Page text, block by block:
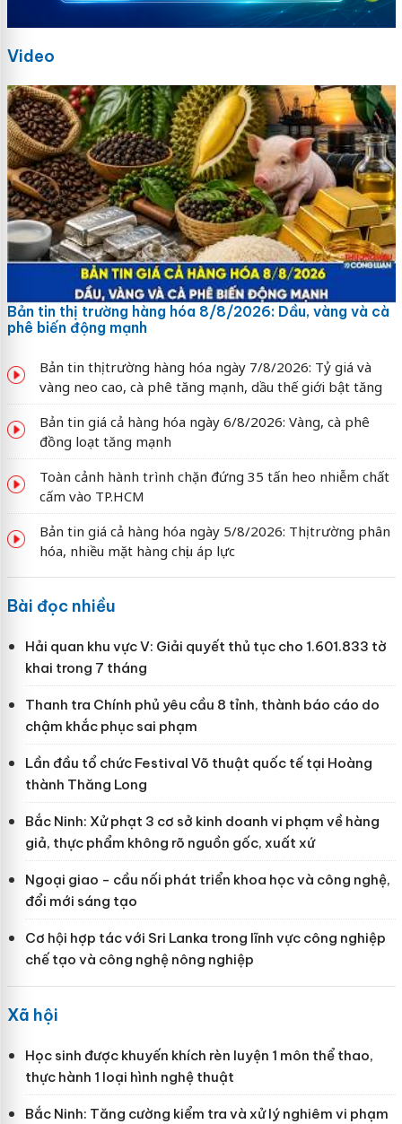
Video
Bản tin thị trường hàng hóa 8/8/2026: Dầu, vàng và cà
phê biến động mạnh
Bản tin thị trường hàng hóa ngày 7/8/2026: Tỷ giá và
vàng neo cao, cà phê tăng mạnh, dầu thế giới bật tăng
Bản tin giá cả hàng hóa ngày 6/8/2026: Vàng, cà phê
đồng loạt tăng mạnh
Toàn cảnh hành trình chặn đứng 35 tấn heo nhiễm chất
cấm vào TP.HCM
Bản tin giá cả hàng hóa ngày 5/8/2026: Thị trường phân
hóa, nhiều mặt hàng chịu áp lực
Bài đọc nhiều
Hải quan khu vực V: Giải quyết thủ tục cho 1.601.833 tờ
khai trong 7 tháng
Thanh tra Chính phủ yêu cầu 8 tỉnh, thành báo cáo do
chậm khắc phục sai phạm
Lần đầu tổ chức Festival Võ thuật quốc tế tại Hoàng
thành Thăng Long
Bắc Ninh: Xử phạt 3 cơ sở kinh doanh vi phạm về hàng
giả, thực phẩm không rõ nguồn gốc, xuất xứ
Ngoại giao - cầu nối phát triển khoa học và công nghệ,
đổi mới sáng tạo
Cơ hội hợp tác với Sri Lanka trong lĩnh vực công nghiệp
chế tạo và công nghệ nông nghiệp
Xã hội
Học sinh được khuyến khích rèn luyện 1 môn thể thao,
thực hành 1 loại hình nghệ thuật
Bắc Ninh: Tăng cường kiểm tra và xử lý nghiêm vi phạm